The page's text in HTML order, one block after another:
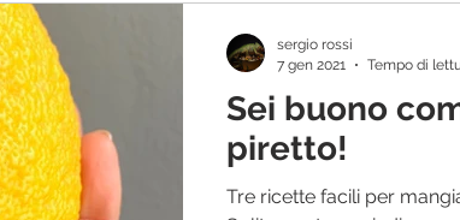
Sei buono
piretto!
Tre ricette facili per
sergio rossi
7 gen 2021
Tempo di